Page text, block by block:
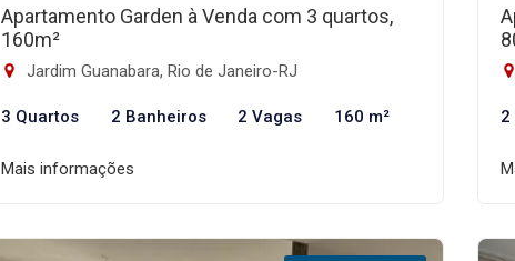
Apartamento Garden à Venda com 3 quartos,
160m²
Jardim Guanabara, Rio de Janeiro-RJ
3 Quartos 2 Banheiros 2 Vagas 160 m²
Mais informações
2